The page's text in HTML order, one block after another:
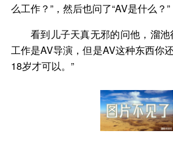
么工作？”，然后也问了“AV是什么？”
看到儿子天真无邪的问他，溜池
工作是AV导演，但是AV这种东西你
18岁才可以。”